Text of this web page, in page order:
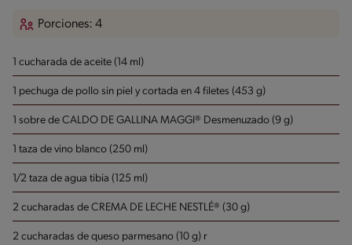
Porciones: 4
1 cucharada de aceite (14 ml)
1 pechuga de pollo sin piel y cortada en 4 filetes (453 g)
1 sobre de CALDO DE GALLINA MAGGI® Desmenuzado (9 g)
1 taza de vino blanco (250 ml)
1/2 taza de agua tibia (125 ml)
2 cucharadas de CREMA DE LECHE NESTLÉ® (30 g)
2 cucharadas de queso parmesano (10 g) r